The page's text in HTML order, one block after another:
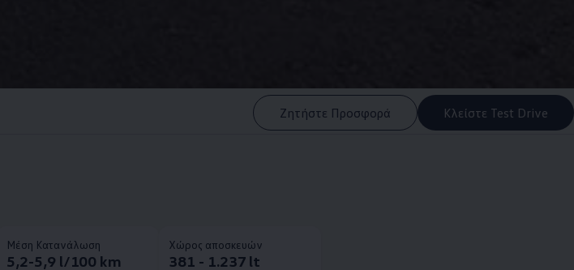
Ζητήστε Προσφορά Κλείστε Test Drive
Μέση Κατανάλωση
5,2-5,9 l/100 km
Χώρος αποσκευών
381 - 1.237 lt